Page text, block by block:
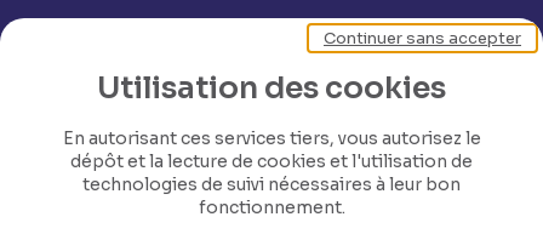
Utilisation des cookies
En autorisant ces services tiers, vous autorisez le
dépôt et la lecture de cookies et l'utilisation de
technologies de suivi nécessaires à leur bon
fonctionnement.
Continuer sans accepter